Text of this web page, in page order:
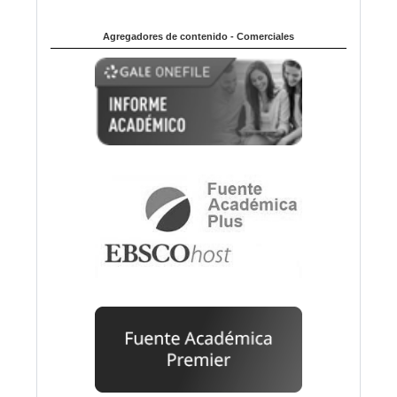
Agregadores de contenido - Comerciales